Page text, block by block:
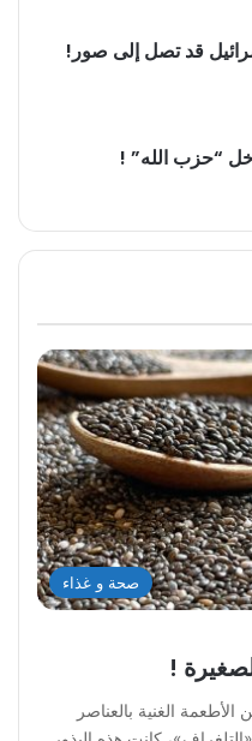
قد تصل إلى صور!
“حزب الله” !
صحة و غذاء
!
الغنية بالعناصر